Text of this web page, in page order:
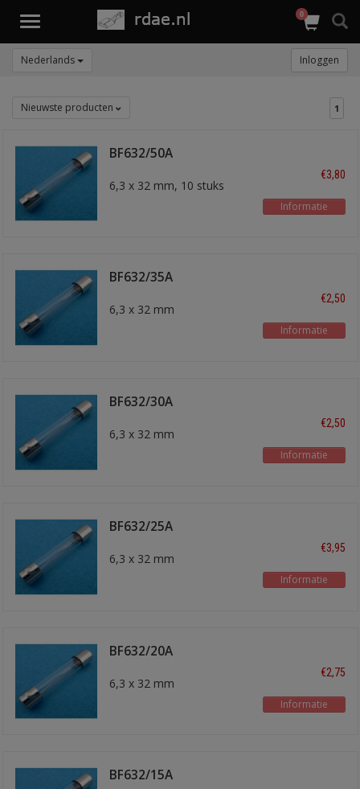
Toggle
0
Nederlands Inloggen
Nieuwste producten 1
BF632/50A
6,3 x 32 mm, 10 stuks
€3,80
Informatie
BF632/35A
6,3 x 32 mm
€2,50
Informatie
BF632/30A
6,3 x 32 mm
€2,50
Informatie
BF632/25A
6,3 x 32 mm
€3,95
Informatie
BF632/20A
6,3 x 32 mm
€2,75
Informatie
BF632/15A